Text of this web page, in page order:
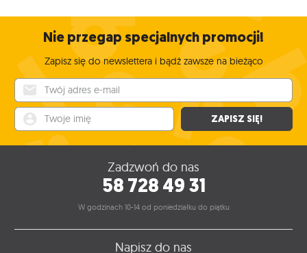
Nie przegap specjalnych promocji!
Zapisz się do newslettera i bądź zawsze na bieżąco
ZAPISZ SIĘ!
Zadzwoń do nas
58 728 49 31
W godzinach 10-14 od poniedziałku do piątku
Napisz do nas